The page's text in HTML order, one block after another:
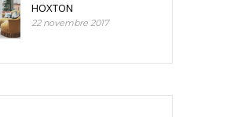
HOXTON
22 novembre 2017